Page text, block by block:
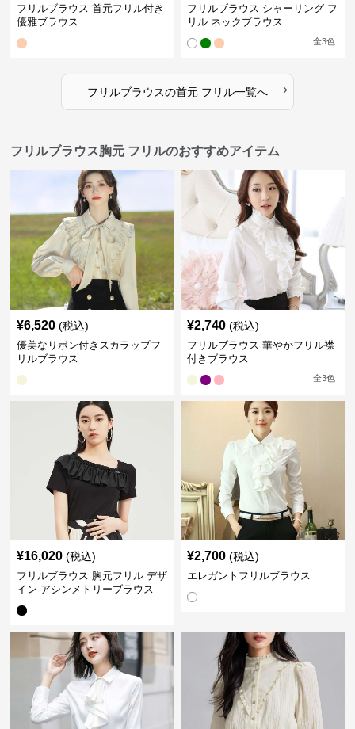
フリルブラウス 首元フリル付き
優雅ブラウス
フリルブラウス シャーリング フ
リル ネックブラウス
全3色
フリルブラウスの首元 フリル一覧へ ›
フリルブラウス胸元 フリルのおすすめアイテム
¥6,520 (税込)
優美なリボン付きスカラップフ
リルブラウス
¥2,740 (税込)
フリルブラウス 華やかフリル襟
付きブラウス
全3色
¥16,020 (税込)
フリルブラウス 胸元フリル デザ
イン アシンメトリーブラウス
¥2,700 (税込)
エレガントフリルブラウス